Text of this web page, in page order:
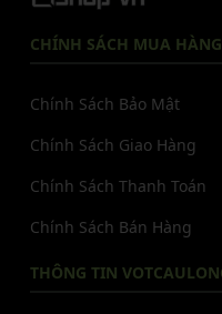
CHÍNH SÁCH MUA HÀNG
Chính Sách Bảo Mật
Chính Sách Giao Hàng
Chính Sách Thanh Toán
Chính Sách Bán Hàng
THÔNG TIN